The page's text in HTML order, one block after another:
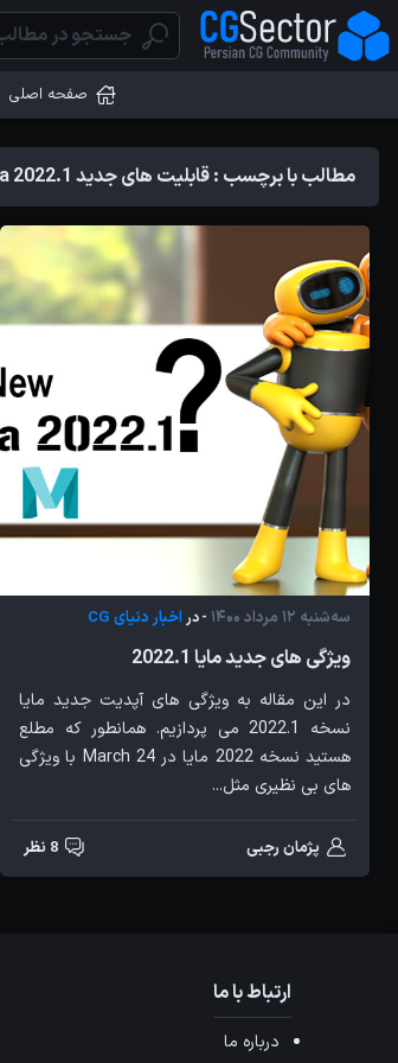
صفحه اصلی
مطالب با برچسب : قابلیت های جدید Maya 2022.1
سه‌شنبه 12 مرداد 1400 - دراخبار دنیای CG
ویژگی های جدید مایا 2022.1
در این مقاله به ویژگی های آپدیت جدید مایا
نسخه 2022.1 می پردازیم. همانطور که مطلع
هستید نسخه 2022 مایا در 24 March با ویژگی
های بی نظیری مثل...
پژمان رجبی 8 نظر
ارتباط با ما
درباره ما